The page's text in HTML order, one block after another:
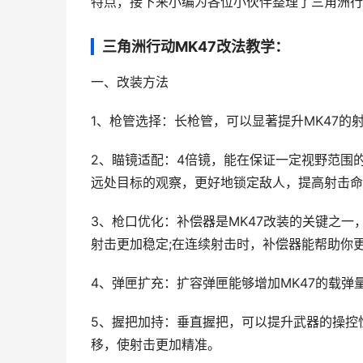
三角洲行动MK47改法教学：
一、改装方法
1、枪管选择：长枪管，可以显著提升MK47的
2、瞄镜适配：4倍镜，能在保证一定视野范围
远处目标的观察，更好地锁定敌人，提高射击
3、枪口优化：补偿器是MK47改装的关键之一
射击更加稳定;在连续射击时，补偿器能帮助你
4、弹匣扩充：扩容弹匣能够增加MK47的载弹
5、握把加持：垂直握把，可以提升武器的操
移，使射击更加精准。